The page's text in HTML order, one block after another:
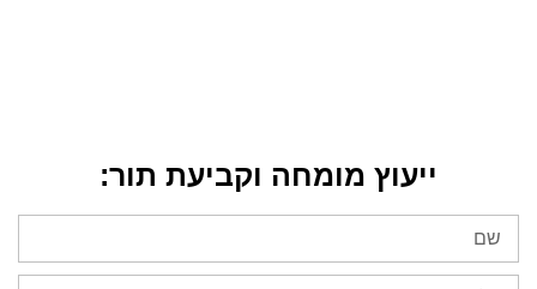
ייעוץ מומחה וקביעת תור: